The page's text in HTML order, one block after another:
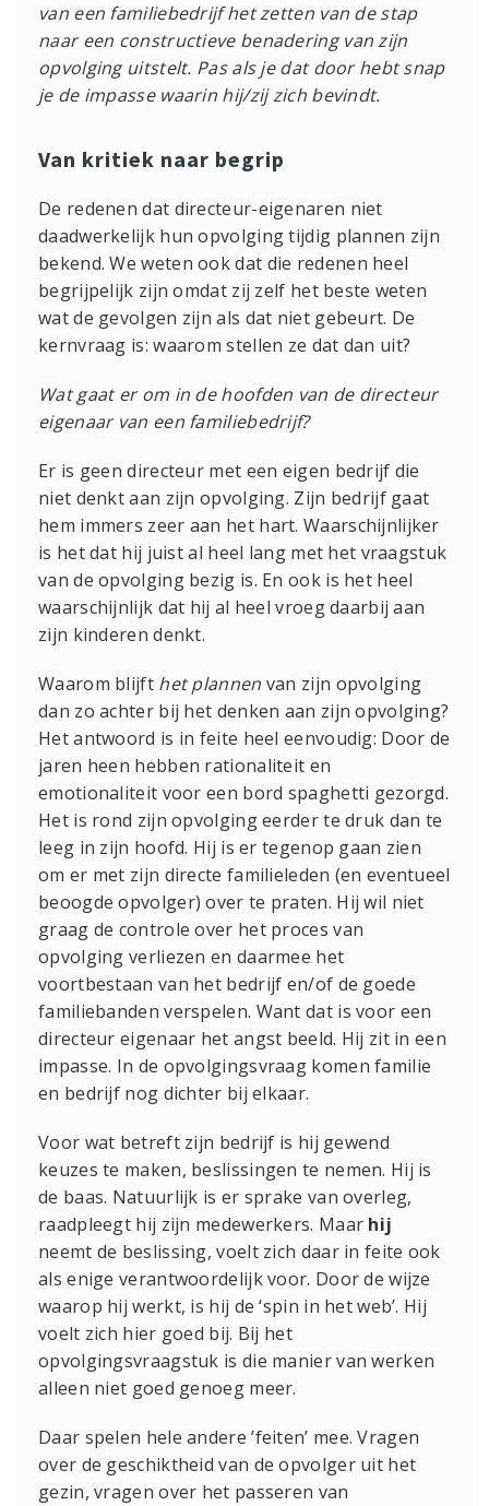
van een familiebedrijf het zetten van de stap
naar een constructieve benadering van zijn
opvolging uitstelt. Pas als je dat door hebt snap
je de impasse waarin hij/zij zich bevindt.
Van kritiek naar begrip
De redenen dat directeur-eigenaren niet
daadwerkelijk hun opvolging tijdig plannen zijn
bekend. We weten ook dat die redenen heel
begrijpelijk zijn omdat zij zelf het beste weten
wat de gevolgen zijn als dat niet gebeurt. De
kernvraag is: waarom stellen ze dat dan uit?
Wat gaat er om in de hoofden van de directeur
eigenaar van een familiebedrijf?
Er is geen directeur met een eigen bedrijf die
niet denkt aan zijn opvolging. Zijn bedrijf gaat
hem immers zeer aan het hart. Waarschijnlijker
is het dat hij juist al heel lang met het vraagstuk
van de opvolging bezig is. En ook is het heel
waarschijnlijk dat hij al heel vroeg daarbij aan
zijn kinderen denkt.
Waarom blijft het plannen van zijn opvolging
dan zo achter bij het denken aan zijn opvolging?
Het antwoord is in feite heel eenvoudig: Door de
jaren heen hebben rationaliteit en
emotionaliteit voor een bord spaghetti gezorgd.
Het is rond zijn opvolging eerder te druk dan te
leeg in zijn hoofd. Hij is er tegenop gaan zien
om er met zijn directe familieleden (en eventueel
beoogde opvolger) over te praten. Hij wil niet
graag de controle over het proces van
opvolging verliezen en daarmee het
voortbestaan van het bedrijf en/of de goede
familiebanden verspelen. Want dat is voor een
directeur eigenaar het angst beeld. Hij zit in een
impasse. In de opvolgingsvraag komen familie
en bedrijf nog dichter bij elkaar.
Voor wat betreft zijn bedrijf is hij gewend
keuzes te maken, beslissingen te nemen. Hij is
de baas. Natuurlijk is er sprake van overleg,
raadpleegt hij zijn medewerkers. Maar hij
neemt de beslissing, voelt zich daar in feite ook
als enige verantwoordelijk voor. Door de wijze
waarop hij werkt, is hij de ‘spin in het web’. Hij
voelt zich hier goed bij. Bij het
opvolgingsvraagstuk is die manier van werken
alleen niet goed genoeg meer.
Daar spelen hele andere ’feiten’ mee. Vragen
over de geschiktheid van de opvolger uit het
gezin, vragen over het passeren van